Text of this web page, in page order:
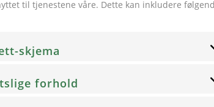
til tjenestene våre. Dette kan inkludere
skjema
forhold